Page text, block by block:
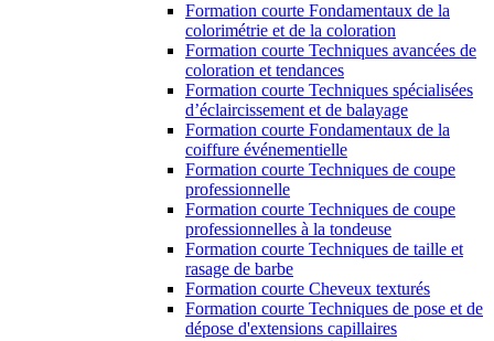
Formation courte Fondamentaux de la
colorimétrie et de la coloration
Formation courte Techniques avancées de
coloration et tendances
Formation courte Techniques spécialisées
d’éclaircissement et de balayage
Formation courte Fondamentaux de la
coiffure événementielle
Formation courte Techniques de coupe
professionnelle
Formation courte Techniques de coupe
professionnelles à la tondeuse
Formation courte Techniques de taille et
rasage de barbe
Formation courte Cheveux texturés
Formation courte Techniques de pose et de
dépose d'extensions capillaires